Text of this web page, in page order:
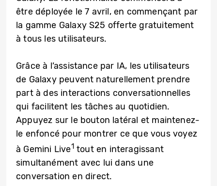
être déployée le 7 avril, en commençant par
la gamme Galaxy S25 offerte gratuitement
à tous les utilisateurs.
Grâce à l’assistance par IA, les utilisateurs
de Galaxy peuvent naturellement prendre
part à des interactions conversationnelles
qui facilitent les tâches au quotidien.
Appuyez sur le bouton latéral et maintenez-
le enfoncé pour montrer ce que vous voyez
à Gemini Live1tout en interagissant
simultanément avec lui dans une
conversation en direct.